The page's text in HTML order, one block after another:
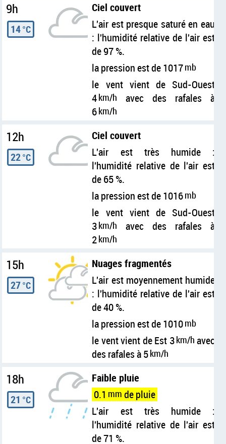
9h
14°C
Ciel couvert
L'air est presque saturé en eau
: l'humidité relative de l'air est
de 97 %.
la pression est de 1017mb
le vent vient de Sud-Ouest
4km/h
avec des rafales à
6km/h
12h
22°C
Ciel couvert
L'air est très humide :
l'humidité relative de l'air est
de 65 %.
la pression est de 1016mb
le vent vient de Sud-Ouest
3km/h
avec des rafales à
2km/h
15h
27°C
Nuages fragmentés
L'air est moyennement humide
: l'humidité relative de l'air est
de 40 %.
la pression est de 1010mb
le vent vient de Est 3km/h avec
des rafales à 5km/h
18h
21 °C
Faible pluie
0.1 mm de pluie
L'air est très humide :
l'humidité relative de l'air est
de 71 %.